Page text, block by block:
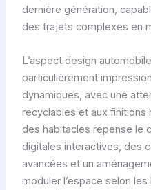
dernière génération,
des trajets complexes en
L’aspect design
particulièrement
dynamiques, avec une
recyclables et aux finitions
des habitacles repense le
digitales interactives, des
avancées et un
moduler l’espace selon